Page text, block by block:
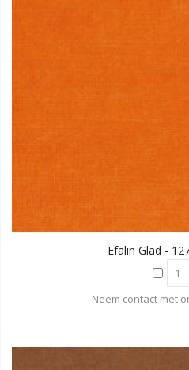
Efalin Glad -
Neem contact met